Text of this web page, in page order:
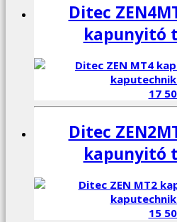
Ditec
kapunyitó
17
Ditec
kapunyitó
15